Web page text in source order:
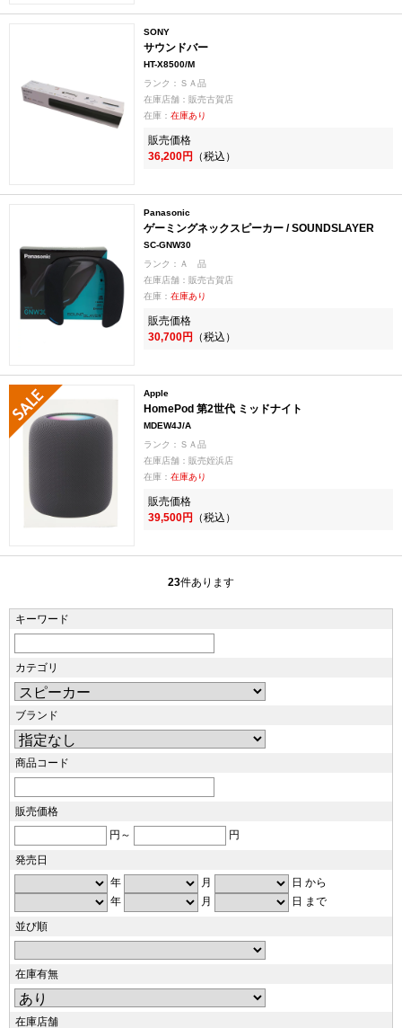
SONY
サウンドバー
HT-X8500/M
ランク：ＳＡ品
在庫店舗：販売古賀店
在庫： 在庫あり
販売価格
36,200円 （税込）
Panasonic
ゲーミングネックスピーカー / SOUNDSLAYER
SC-GNW30
ランク：Ａ 品
在庫店舗：販売古賀店
在庫： 在庫あり
販売価格
30,700円 （税込）
Apple
HomePod 第2世代 ミッドナイト
MDEW4J/A
ランク：ＳＡ品
在庫店舗：販売姪浜店
在庫： 在庫あり
販売価格
39,500円 （税込）
23件あります
キーワード
カテゴリ
ブランド
商品コード
販売価格
円～
円
発売日
年
月
日 から
年
月
日 まで
並び順
在庫有無
在庫店舗